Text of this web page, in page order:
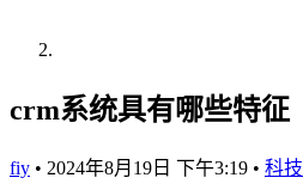
crm系统具有哪些特征
fiy • 2024年8月19日 下午3:19 • 科技